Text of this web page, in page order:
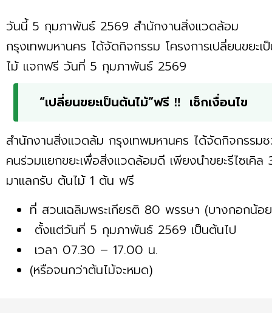
วันนี้ 5 กุมภาพันธ์ 2569 สำนักงานสิ่งแวดล้อม
กรุงเทพมหานคร ได้จัดกิจกรรม โครงการเปลี่ยนขยะเ
ไม้ แจกฟรี วันที่ 5 กุมภาพันธ์ 2569
“เปลี่ยนขยะเป็นต้นไม้”ฟรี ‼ เช็กเงื่อนไข
สำนักงานสิ่งแวดล้ม กรุงเทพมหานคร ได้จัดกิจกรรม
คนร่วมแยกขยะเพื่อสิ่งแวดล้อมดี เพียงนำขยะรีไซเคิล
มาแลกรับ ต้นไม้ 1 ต้น ฟรี
ที่ สวนเฉลิมพระเกียรติ 80 พรรษา (บางกอกน้อ
ตั้งแต่วันที่ 5 กุมภาพันธ์ 2569 เป็นต้นไป
เวลา 07.30 – 17.00 น.
(หรือจนกว่าต้นไม้จะหมด)